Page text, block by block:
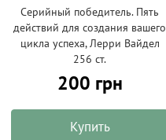
Серийный победитель. Пять
действий для создания вашего
цикла успеха, Лерри Вайдел
256 ст.
200 грн
Купить